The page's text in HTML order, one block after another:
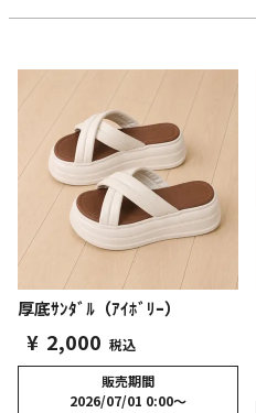
厚底ｻﾝﾀﾞﾙ（ｱｲﾎﾞﾘｰ）
¥ 2,000 税込
販売期間
2026/07/01 0:00〜